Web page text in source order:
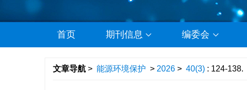
首页 期刊信息 编委会
文章导航 > 能源环境保护 > 2026 > 40(3) : 124-138.